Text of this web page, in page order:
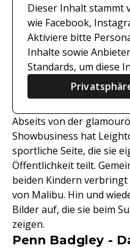
Dieser Inhalt stammt
wie Facebook,
Aktiviere bitte
Inhalte sowie
Standards, um diese
Abseits von der
Showbusiness hat
sportliche Seite, die sie
Öffentlichkeit teilt.
beiden Kindern verbringt
von Malibu. Hin und
Bilder auf, die sie beim
zeigen.
Penn Badgley -